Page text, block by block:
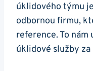
úklidového týmu
odbornou firmu,
reference. To
úklidové služby